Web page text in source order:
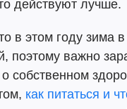
действуют лучше.
в этом году зима
поэтому важно
о собственном
как питаться и